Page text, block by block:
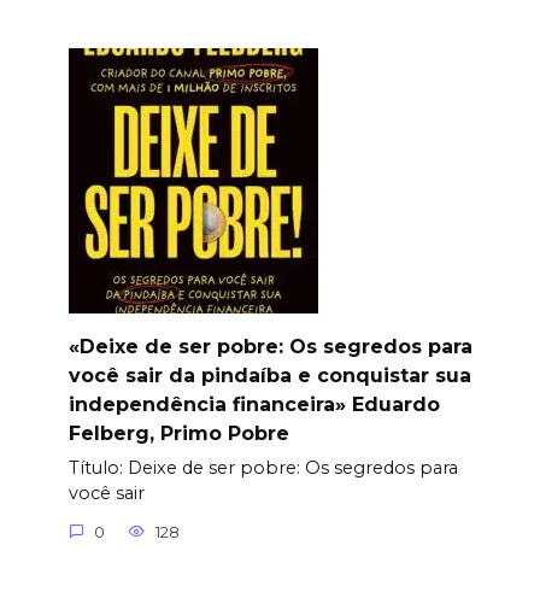
«Deixe de ser pobre: Os segredos para
você sair da pindaíba e conquistar sua
independência financeira» Eduardo
Felberg, Primo Pobre
Título: Deixe de ser pobre: Os segredos para
você sair
0 128